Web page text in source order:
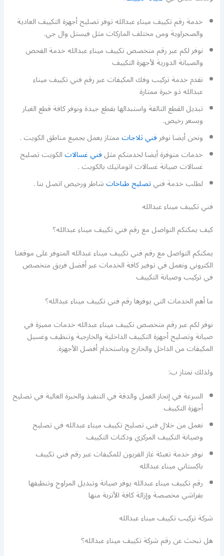
خدمة رقم تكييف ميناء عبدالله توفر تصليح أجهزة التكييف العادية
والصحراوية ومن مختلف الماركات مثل فيستل وال جي.
نوفر لكم عبر رقم متخصص تكييف ميناء عبدالله خدمة الفحص
والصيانة الدورية لأجهزة التكييف
نقدم خدمة تركيب وفك المكيفات عبر رقم فني تكييف ميناء
عبدالله ذو خبرة ممتازة
تبديل القطع التالفة واستبدالها بقطع جيدة ونوفر كافة قطع الغيار
وبسعر رخيص.
ونحن أيضا نوفرفني ثلاجاتممتاز يعمل بجميع مناطق الكويت .
خدمات متوفرة أيضا لخدمتكم مثلفني غسالاتالكويت تصليح
غسالات صيانة غسالات اتوماتيك بالكويت .
لطلب خدمة فنيتصليح طباخاتشاطر ورخيص اتصل بنا .
فني تكييف ميناء عبدالله
كيف يمكنكم التواصل مع رقم فني تكييف ميناء عبدالله؟
يمكنكم التواصل مع رقم فني تكييف ميناء عبدالله المتوفر على موقعنا
الكتروني ونعمل في توفير كافة الخدمات عبر أفضل فريق متخصص
في تركيب وصيانة التكييف
ما أهم الخدمات التي يوفرها رقم فني تكييف ميناء عبدالله؟
نوفر لكم عبر رقم متخصص تكييف ميناء عبدالله خدمات مميزة في
صيانة وتصليح أجهزة التكييف الداخلية والخارجية وتنظيف وغسيل
المكيفات من الداخل والخارج وباستخدام أفضل الأجهزة.
ولذلك نمتاز ب:
السرعة في إنجاز العمل والدقة في التنفيذ والخبرة العالية في تصليح
أجهزة التكييف
نعمل من خلال فني تصليح تكييف ميناء عبدالله في تصليح
وصيانة التكييف المركزي ودكتات التكييف
نوفر خدمة تعبئة غاز الفريون للمكيفات عبر رقم فني تكييف
باكستاني ميناء عبدالله
رقم تكييف ميناء عبدالله يوفر صيانة وتبديل المراوح وتنظيفها
بفراشي مخصصة وإزالة كافة الأتربة منها
شركة تركيب تكييف ميناء عبدالله
هل تبحث عن رقم شركة تكييف ميناء عبدالله؟